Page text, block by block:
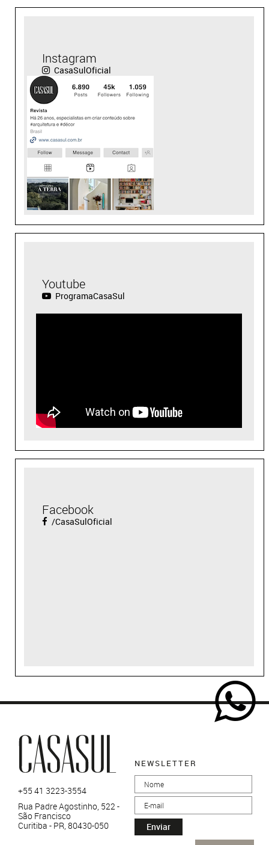
Instagram
CasaSulOficial
Youtube
ProgramaCasaSul
Facebook
/CasaSulOficial
+55 41 3223-3554
Rua Padre Agostinho, 522 -
São Francisco
Curitiba - PR, 80430-050
NEWSLETTER
Enviar